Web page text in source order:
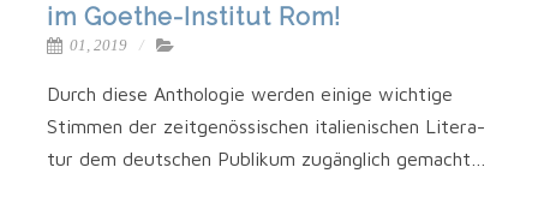
im Goethe-Institut Rom!
01, 2019
Durch die­se Antho­lo­gie wer­den eini­ge wich­ti­ge
Stim­men der zeit­ge­nös­si­schen ita­lie­ni­schen Lite­ra­
tur dem deut­schen Publi­kum zugäng­lich gemacht…